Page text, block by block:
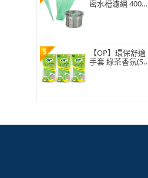
密水槽濾網 400入
5
【OP】環保舒適
手套 綠茶香氛(S/